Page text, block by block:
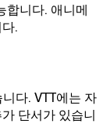
합니다. 애니메
.
다. VTT에는 자
단서가 있습니